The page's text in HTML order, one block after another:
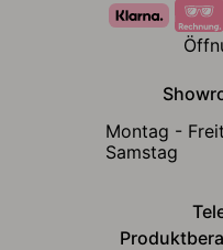
Montag -
Samstag